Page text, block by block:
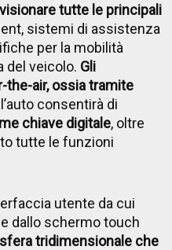
tutte le principali
sistemi di assistenza
per la mobilità
del veicolo. Gli
the-air, ossia tramite
consentirà di
chiave digitale, oltre
tutte le funzioni
utente da cui
dallo schermo touch
tridimensionale che